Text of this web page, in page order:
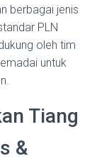
berbagai jenis
PLN
oleh tim
untuk
Tiang
&